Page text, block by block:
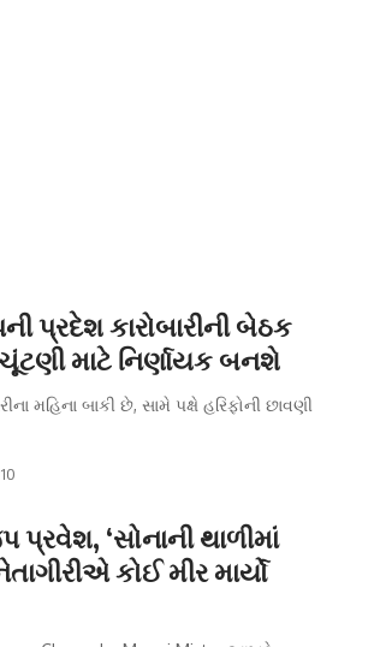
પ્રદેશ કારોબારીની બેઠક
માટે નિર્ણાયક બનશે
મહિના બાકી છે, સામે પક્ષે હરિફોની છાવણી
પ્રવેશ, ‘સોનાની થાળીમાં
કોઈ મીર માર્યો